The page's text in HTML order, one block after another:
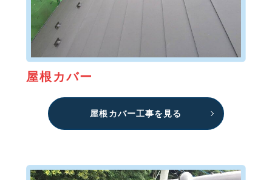
屋根カバー
屋根カバー工事を見る